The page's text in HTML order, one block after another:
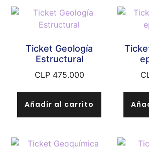
Ticket Geología
Estructural
CLP 475.000
Añadir al carrito